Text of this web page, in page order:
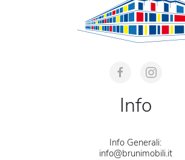
Info
Info Generali:
info@brunimobili.it